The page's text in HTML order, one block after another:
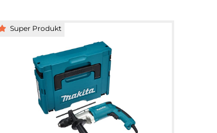
Super Produkt